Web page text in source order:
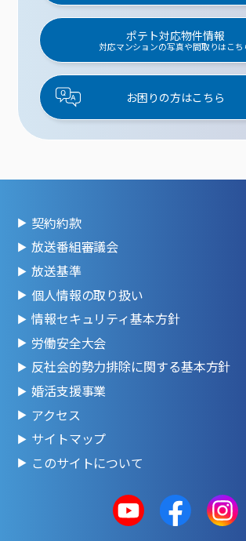
ポテト対応物件情報
対応マンションの写真や間取りはこち
お困りの方はこちら
契約約款
放送番組審議会
放送基準
個人情報の取り扱い
情報セキュリティ基本方針
労働安全大会
反社会的勢力排除に関する基本方針
婚活支援事業
アクセス
サイトマップ
このサイトについて